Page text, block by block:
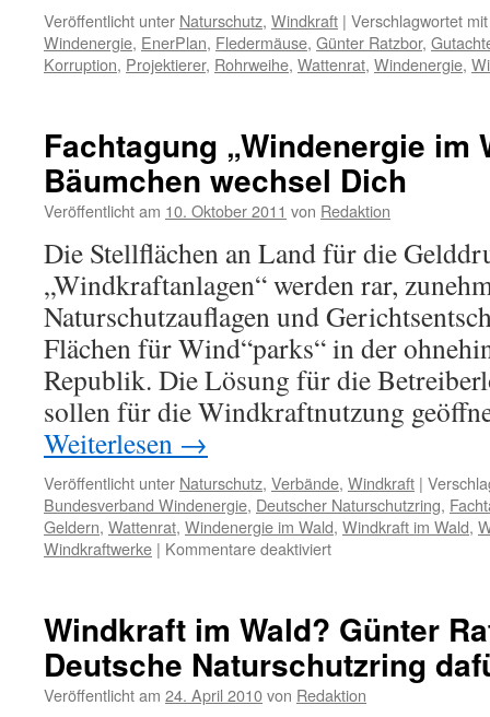
Veröffentlicht unter Naturschutz, Windkraft | Verschlagwortet mit
Windenergie, EnerPlan, Fledermäuse, Günter Ratzbor,
Korruption, Projektierer, Rohrweihe, Wattenrat, Windenergie,
Fachtagung „Windenergie im
Bäumchen wechsel Dich
Veröffentlicht am 10. Oktober 2011 von Redaktion
Die Stellflächen an Land für die
„Windkraftanlagen“ werden rar,
Naturschutzauflagen und
Flächen für Wind“parks“ in der
Republik. Die Lösung für die
sollen für die Windkraftnutzung
Weiterlesen →
Veröffentlicht unter Naturschutz, Verbände, Windkraft |
Bundesverband Windenergie, Deutscher Naturschutzring,
Geldern, Wattenrat, Windenergie im Wald, Windkraft im Wald,
Windkraftwerke | Kommentare deaktiviertfür
Wald“
in
Berlin:
Bäumchen
Windkraft im Wald? Günter
Deutsche Naturschutzring
Veröffentlicht am 24. April 2010von Redaktion